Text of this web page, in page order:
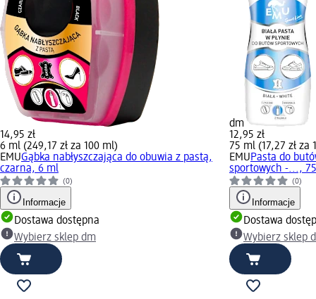
14,95 zł
6 ml (249,17 zł za 100 ml)
EMUGąbka nabłyszczająca do obuwia z pastą,
czarna, 6 ml
(0)
Informacje
Dostawa dostępna
Wybierz sklep dm
dm
12,95 zł
75 ml (17,27 zł za
EMUPasta do
sportowych -...,
(0)
Informacje
Dostawa
Wybierz sklep